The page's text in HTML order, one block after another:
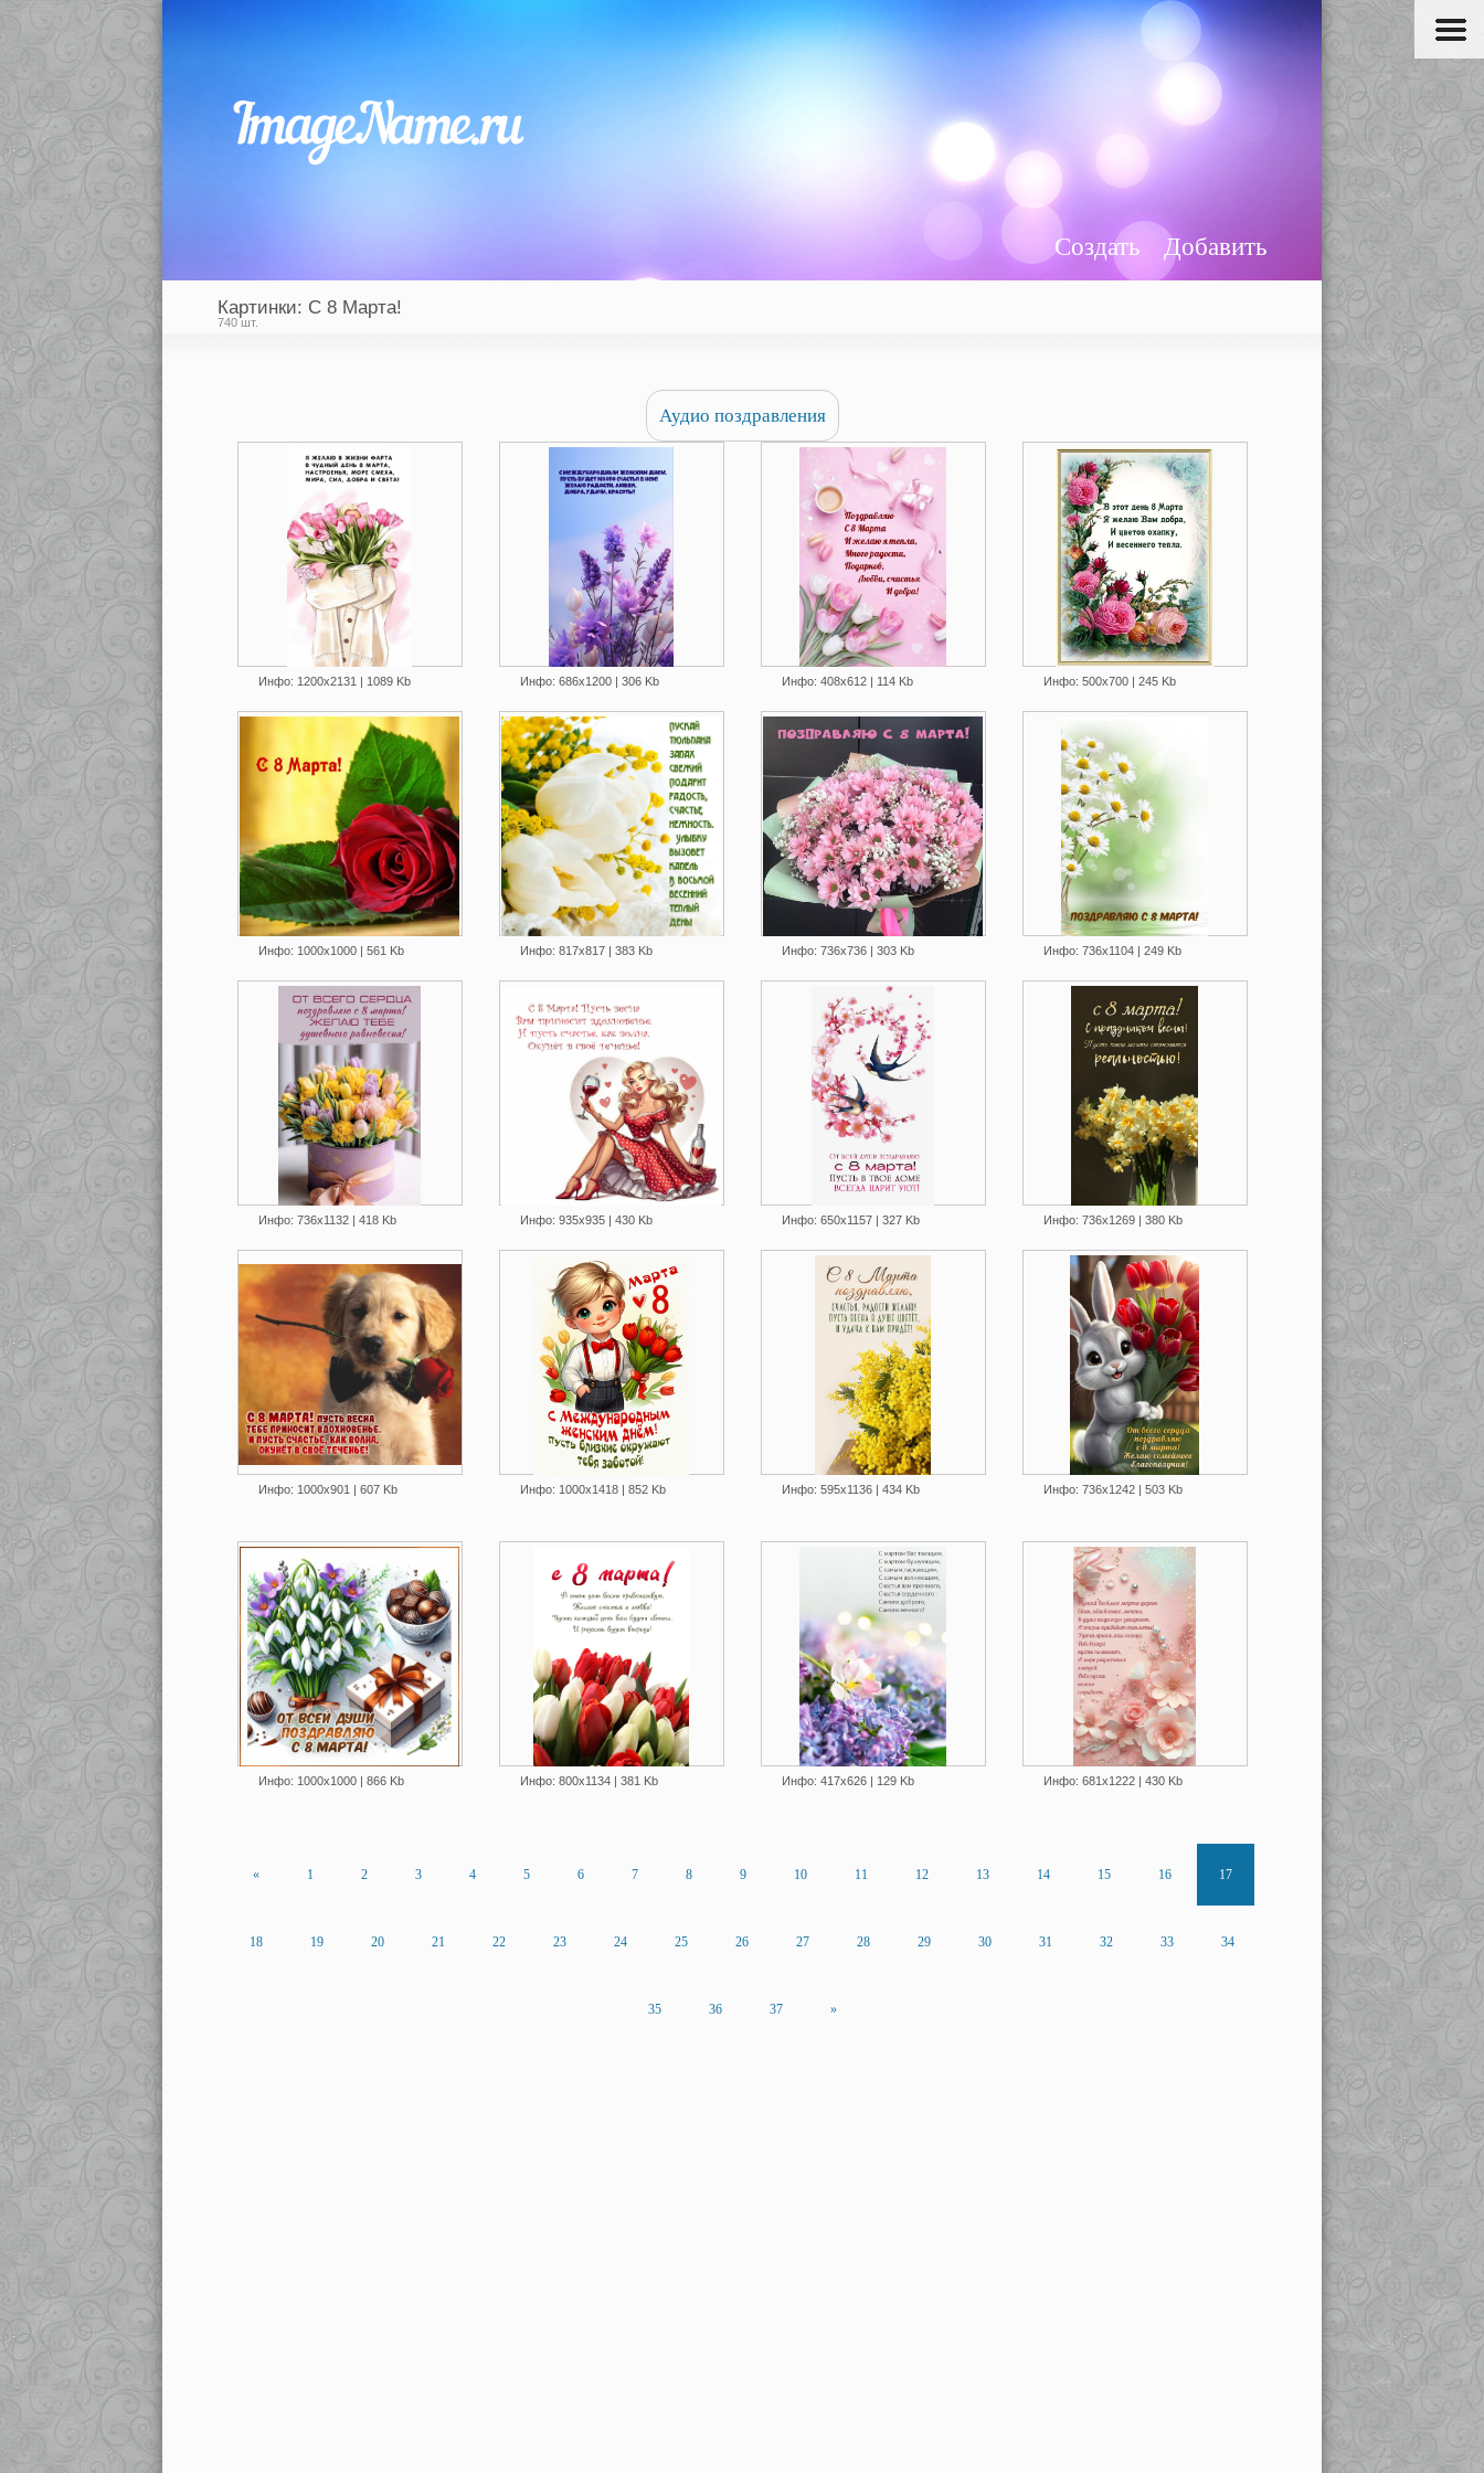
Добавить
Создать
Картинки: С 8 Марта!
740 шт.
Аудио поздравления
Инфо: 1200х2131 | 1089 Kb Инфо: 686х1200 | 306 Kb Инфо: 408х612 | 114 Kb Инфо: 500х700 | 245 Kb
Инфо: 1000х1000 | 561 Kb Инфо: 817х817 | 383 Kb Инфо: 736х736 | 303 Kb Инфо: 736х1104 | 249 Kb
Инфо: 736х1132 | 418 Kb Инфо: 935х935 | 430 Kb Инфо: 650х1157 | 327 Kb Инфо: 736х1269 | 380 Kb
Инфо: 1000х901 | 607 Kb Инфо: 1000х1418 | 852 Kb Инфо: 595х1136 | 434 Kb Инфо: 736х1242 | 503 Kb
Инфо: 1000х1000 | 866 Kb Инфо: 800х1134 | 381 Kb Инфо: 417х626 | 129 Kb Инфо: 681х1222 | 430 Kb
« 1 2 3 4 5 6 7 8 9 10 11 12 13 14 15 16 17
18 19 20 21 22 23 24 25 26 27 28 29 30 31 32 33 34
35 36 37 »